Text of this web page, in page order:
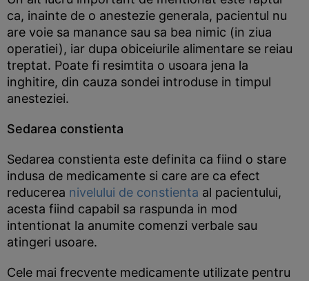
ca, inainte de o anestezie generala, pacientul nu
are voie sa manance sau sa bea nimic (in ziua
operatiei), iar dupa obiceiurile alimentare se reiau
treptat. Poate fi resimtita o usoara jena la
inghitire, din cauza sondei introduse in timpul
anesteziei.
Sedarea constienta
Sedarea constienta este definita ca fiind o stare
indusa de medicamente si care are ca efect
reducerea nivelului de constienta al pacientului,
acesta fiind capabil sa raspunda in mod
intentionat la anumite comenzi verbale sau
atingeri usoare.
Cele mai frecvente medicamente utilizate pentru